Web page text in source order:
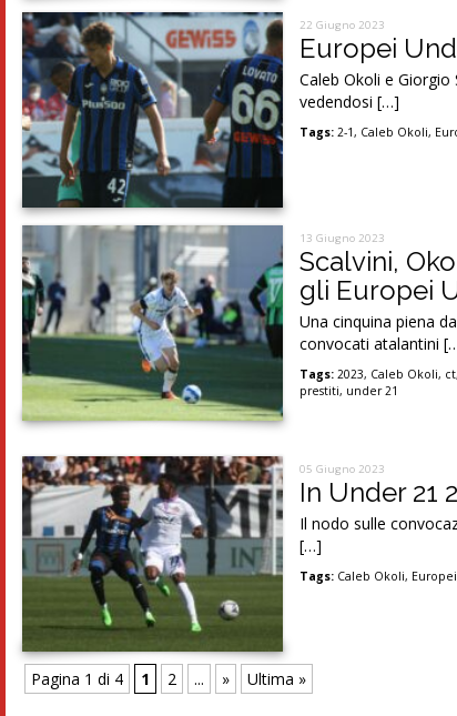
22 Giugno 2023
Europei
Caleb Okoli e
vedendosi […]
Tags: 2-1, Caleb Okoli,
13 Giugno 2023
Scalvini,
gli Europei
Una cinquina piena
convocati atalantini
Tags: 2023, Caleb Okoli, ct,
prestiti, under 21
05 Giugno 2023
In Under 21
Il nodo sulle
[…]
Tags: Caleb Okoli, Europei
Pagina 1 di 4 1 2 ... » Ultima »